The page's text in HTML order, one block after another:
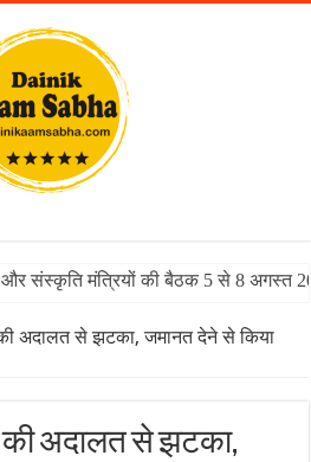
और संस्कृति मंत्रियों की बैठक 5 से 8 अगस्त
की अदालत से झटका, जमानत देने से किया
की अदालत से झटका,